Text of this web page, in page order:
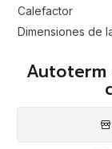
Calefactor
Dimensiones de
Autoterm